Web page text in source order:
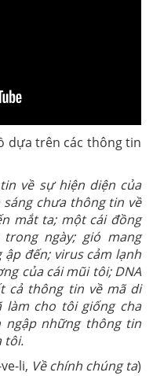
dựa trên các thông tin
về sự hiện diện của
chưa thông tin về
mắt ta; một cái đồng
ngày; gió mang
đến; virus cảm lạnh
của cái mũi tôi; DNA
cả thông tin về mã di
làm cho tôi giống cha
ngập những thông tin
tôi.
li, Về chính chúng ta)